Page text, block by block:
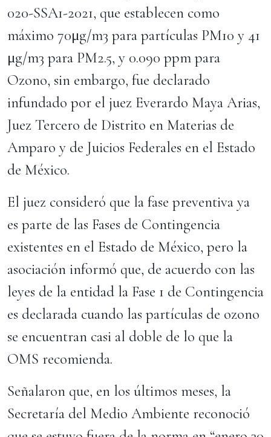
020-SSA1-2021, que establecen como
máximo 70μg/m3 para partículas PM10 y 41
μg/m3 para PM2.5, y 0.090 ppm para
Ozono, sin embargo, fue declarado
infundado por el juez Everardo Maya Arias,
Juez Tercero de Distrito en Materias de
Amparo y de Juicios Federales en el Estado
de México.
El juez consideró que la fase preventiva ya
es parte de las Fases de Contingencia
existentes en el Estado de México, pero la
asociación informó que, de acuerdo con las
leyes de la entidad la Fase 1 de Contingencia
es declarada cuando las partículas de ozono
se encuentran casi al doble de lo que la
OMS recomienda.
Señalaron que, en los últimos meses, la
Secretaría del Medio Ambiente reconoció